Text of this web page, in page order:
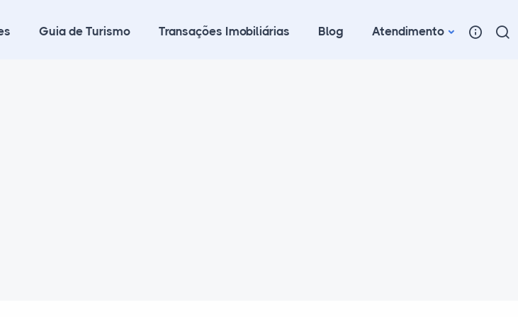
Guia de Turismo Transações Imobiliárias Blog Atendimento